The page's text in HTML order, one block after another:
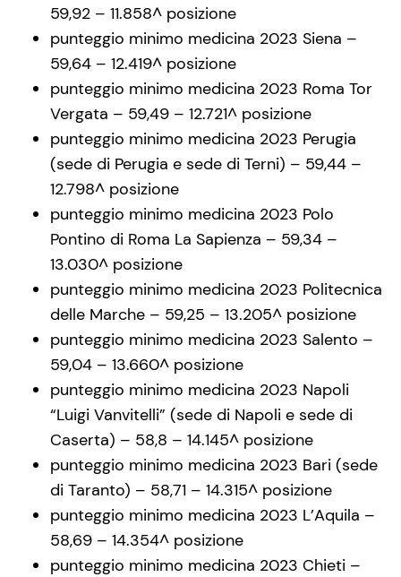
59,92 – 11.858^ posizione
punteggio minimo medicina 2023 Siena –
59,64 – 12.419^ posizione
punteggio minimo medicina 2023 Roma Tor
Vergata – 59,49 – 12.721^ posizione
punteggio minimo medicina 2023 Perugia
(sede di Perugia e sede di Terni) – 59,44 –
12.798^ posizione
punteggio minimo medicina 2023 Polo
Pontino di Roma La Sapienza – 59,34 –
13.030^ posizione
punteggio minimo medicina 2023 Politecnica
delle Marche – 59,25 – 13.205^ posizione
punteggio minimo medicina 2023 Salento –
59,04 – 13.660^ posizione
punteggio minimo medicina 2023 Napoli
“Luigi Vanvitelli” (sede di Napoli e sede di
Caserta) – 58,8 – 14.145^ posizione
punteggio minimo medicina 2023 Bari (sede
di Taranto) – 58,71 – 14.315^ posizione
punteggio minimo medicina 2023 L’Aquila –
58,69 – 14.354^ posizione
punteggio minimo medicina 2023 Chieti –